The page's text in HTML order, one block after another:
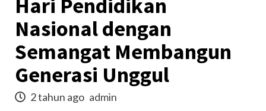
Hari Pendidikan
Nasional dengan
Semangat Membangun
Generasi Unggul
2 tahun ago admin